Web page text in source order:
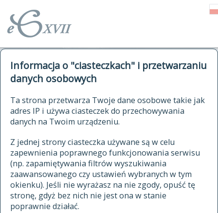
Informacja o "ciasteczkach" i przetwarzaniu
danych osobowych
Ta strona przetwarza Twoje dane osobowe takie jak
adres IP i używa ciasteczek do przechowywania
danych na Twoim urządzeniu.
Z jednej strony ciasteczka używane są w celu
zapewnienia poprawnego funkcjonowania serwisu
(np. zapamiętywania filtrów wyszukiwania
zaawansowanego czy ustawień wybranych w tym
okienku). Jeśli nie wyrażasz na nie zgody, opuść tę
stronę, gdyż bez nich nie jest ona w stanie
poprawnie działać.
autorzy Słownika
historia
publikacje
źródła
autorzy tekstów źródłowych
zasady opracowania
statystyki
najnowsze hasła
ostatnio zmodyfikowane hasła
kwerendy
jak cytować Słownik
ELEKTRONICZNY SŁOWNIK
JĘZYKA POLSKIEGO
XVII I XVIII WIEKU
znajdź hasła
zaczynające się od